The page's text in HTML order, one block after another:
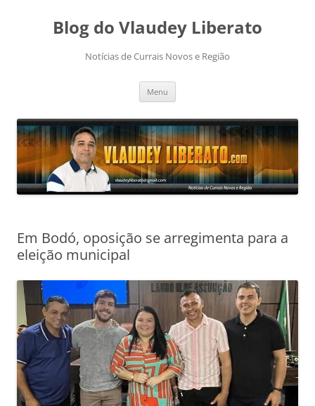
conteúdoBlog do Vlaudey Liberato
Notícias de Currais Novos e Região
Menu
Em Bodó, oposição se arregimenta para a
eleição municipal